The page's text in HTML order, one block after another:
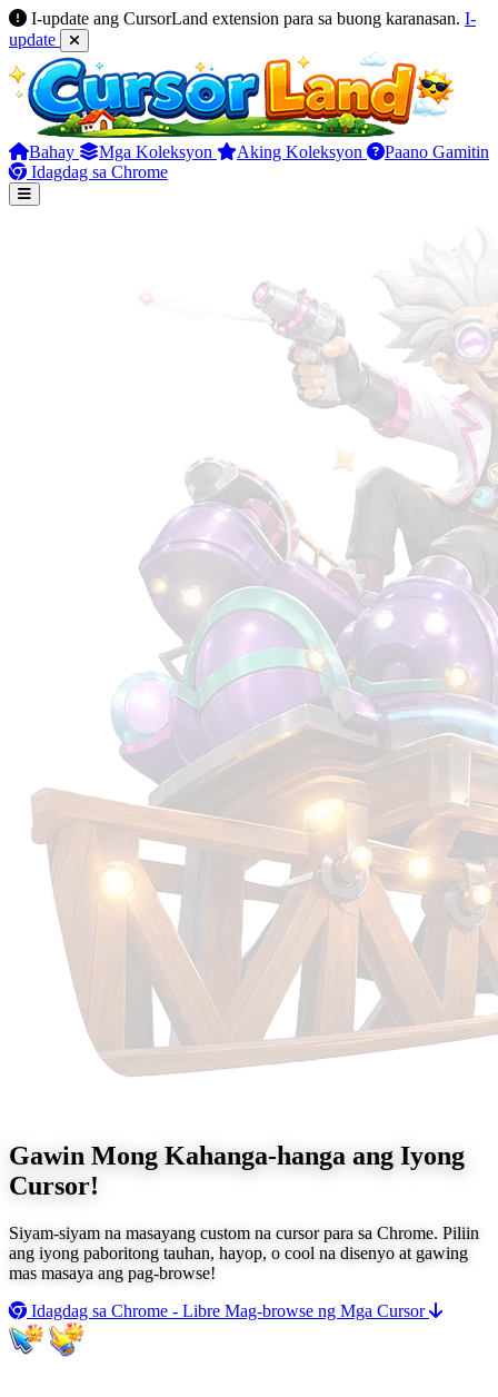
I-update ang CursorLand extension para sa buong karanasan. I-
update
Bahay Mga Koleksyon Aking Koleksyon
Paano Gamitin
Idagdag sa Chrome
Gawin Mong Kahanga-hanga ang Iyong
Cursor!
Siyam-siyam na masayang custom na cursor para sa Chrome. Piliin
ang iyong paboritong tauhan, hayop, o cool na disenyo at gawing
mas masaya ang pag-browse!
Idagdag sa Chrome - Libre Mag-browse ng Mga Cursor